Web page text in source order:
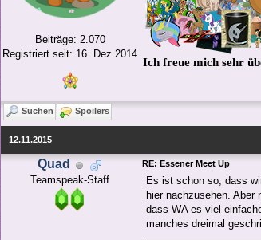
Beiträge: 2.070
Registriert seit: 16. Dez 2014
Ich freue mich sehr
Suchen Spoilers
12.11.2015
Quad
Teamspeak-Staff
RE: Essener Meet Up
Es ist schon so, dass
hier nachzusehen. Aber
dass WA es viel
manches dreimal